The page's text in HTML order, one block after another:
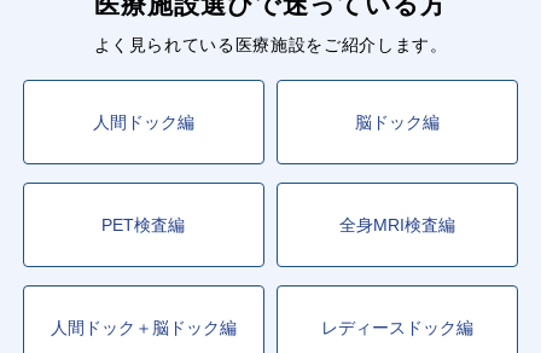
よく見られている医療施設をご紹介します。
人間ドック編 脳ドック編
PET検査編 全身MRI検査編
人間ドック＋脳ドック編 レディースドック編